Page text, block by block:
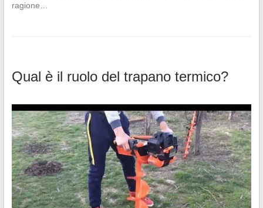
ragione…
Qual è il ruolo del trapano termico?